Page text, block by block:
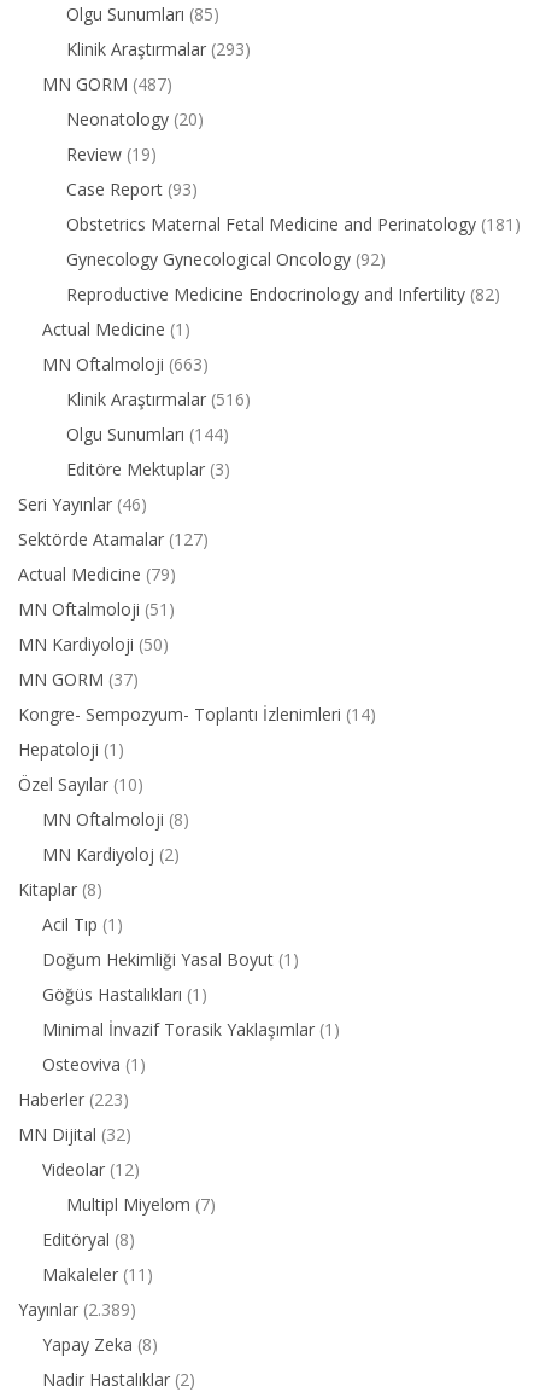
Olgu Sunumları (85)
Klinik Araştırmalar (293)
MN GORM (487)
Neonatology (20)
Review (19)
Case Report (93)
Obstetrics Maternal Fetal Medicine and Perinatology (181)
Gynecology Gynecological Oncology (92)
Reproductive Medicine Endocrinology and Infertility (82)
Actual Medicine (1)
MN Oftalmoloji (663)
Klinik Araştırmalar (516)
Olgu Sunumları (144)
Editöre Mektuplar (3)
Seri Yayınlar (46)
Sektörde Atamalar (127)
Actual Medicine (79)
MN Oftalmoloji (51)
MN Kardiyoloji (50)
MN GORM (37)
Kongre- Sempozyum- Toplantı İzlenimleri (14)
Hepatoloji (1)
Özel Sayılar (10)
MN Oftalmoloji (8)
MN Kardiyoloj (2)
Kitaplar (8)
Acil Tıp (1)
Doğum Hekimliği Yasal Boyut (1)
Göğüs Hastalıkları (1)
Minimal İnvazif Torasik Yaklaşımlar (1)
Osteoviva (1)
Haberler (223)
MN Dijital (32)
Videolar (12)
Multipl Miyelom (7)
Editöryal (8)
Makaleler (11)
Yayınlar (2.389)
Yapay Zeka (8)
Nadir Hastalıklar (2)